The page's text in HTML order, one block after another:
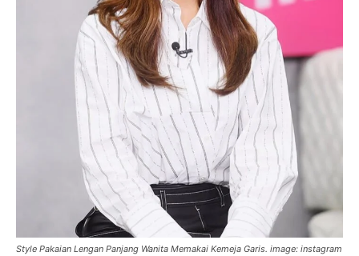
Style Pakaian Lengan Panjang Wanita Memakai Kemeja Garis. image: instagram